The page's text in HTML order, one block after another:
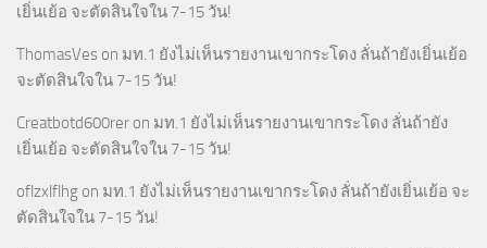
เยิ่นเย้อ จะตัดสินใจใน 7-15 วัน!
ThomasVes on มท.1 ยังไม่เห็นรายงานเขากระโดง ลั่นถ้ายังเยิ่นเย้อ
จะตัดสินใจใน 7-15 วัน!
Creatbotd600rer on มท.1 ยังไม่เห็นรายงานเขากระโดง ลั่นถ้ายัง
เยิ่นเย้อ จะตัดสินใจใน 7-15 วัน!
oflzxlflhg on มท.1 ยังไม่เห็นรายงานเขากระโดง ลั่นถ้ายังเยิ่นเย้อ จะ
ตัดสินใจใน 7-15 วัน!